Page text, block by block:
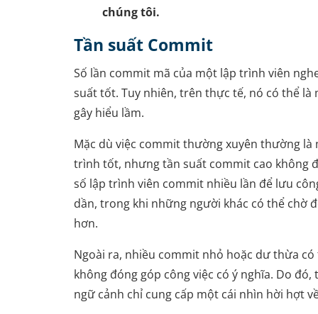
chúng tôi.
Tần suất Commit
Số lần commit mã của một lập trình viên
suất tốt. Tuy nhiên, trên thực tế, nó có thể
gây hiểu lầm.
Mặc dù việc commit thường xuyên thường
trình tốt, nhưng tần suất commit cao không
số lập trình viên commit nhiều lần để lưu
dần, trong khi những người khác có thể chờ
hơn.
Ngoài ra, nhiều commit nhỏ hoặc dư thừa
không đóng góp công việc có ý nghĩa. Do
ngữ cảnh chỉ cung cấp một cái nhìn hời hợt